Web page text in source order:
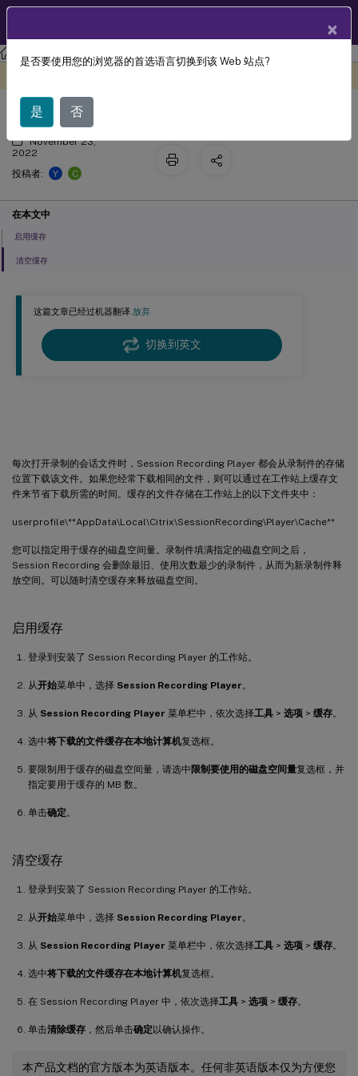
Session Recording Session Recording 2107
这篇文章已经过机器翻译.放弃
切换到英文
每次打开录制的会话文件时，Session Recording Player 都会从录制件的存储
位置下载该文件。如果您经常下载相同的文件，则可以通过在工作站上缓存文
件来节省下载所需的时间。缓存的文件存储在工作站上的以下文件夹中：
userprofile\**AppData\Local\Citrix\SessionRecording\Player\Cache**
您可以指定用于缓存的磁盘空间量。录制件填满指定的磁盘空间之后，
Session Recording 会删除最旧、使用次数最少的录制件，从而为新录制件释
放空间。可以随时清空缓存来释放磁盘空间。
启用缓存
登录到安装了 Session Recording Player 的工作站。
从开始菜单中，选择 Session Recording Player 。
从 Session Recording Player 菜单栏中，依次选择工具 > 选项 > 缓存。
选中将下载的文件缓存在本地计算机复选框。
要限制用于缓存的磁盘空间量，请选中限制要使用的磁盘空间量复选框，并
指定要用于缓存的 MB 数。
单击确定 。
清空缓存
登录到安装了 Session Recording Player 的工作站。
从开始菜单中，选择 Session Recording Player 。
从 Session Recording Player 菜单栏中，依次选择工具 > 选项 > 缓存。
选中将下载的文件缓存在本地计算机复选框。
在 Session Recording Player 中，依次选择工具 > 选项 > 缓存。
单击清除缓存 ，然后单击确定以确认操作。
本产品文档的官方版本为英语版本。任何非英语版本仅为方便您
缓存录制文件
November 23,
2022
投稿者:
Y C
在本文中
启用缓存
清空缓存
×
是否要使用您的浏览器的首选语言切换到该 Web 站点?
是 否